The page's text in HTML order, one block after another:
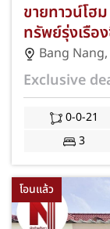
ขายทาวน์โฮ
ทรัพย์รุ่งเรือ
พานทอง ชล
ห้องน้ำ ที่จอ
ชลบุรี (โซนบ้
มอเตอร์เว
โอนและค่าจ
Bang Nang,
Exclusive
0-0-21
3
โอนแล้ว